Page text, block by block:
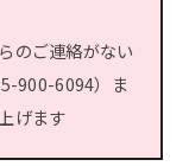
のご連絡がない
900-6094）ま
げます